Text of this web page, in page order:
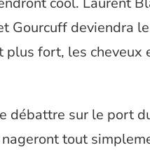
Gourcuff deviendra
fort, les cheveux
débattre sur le port
tout